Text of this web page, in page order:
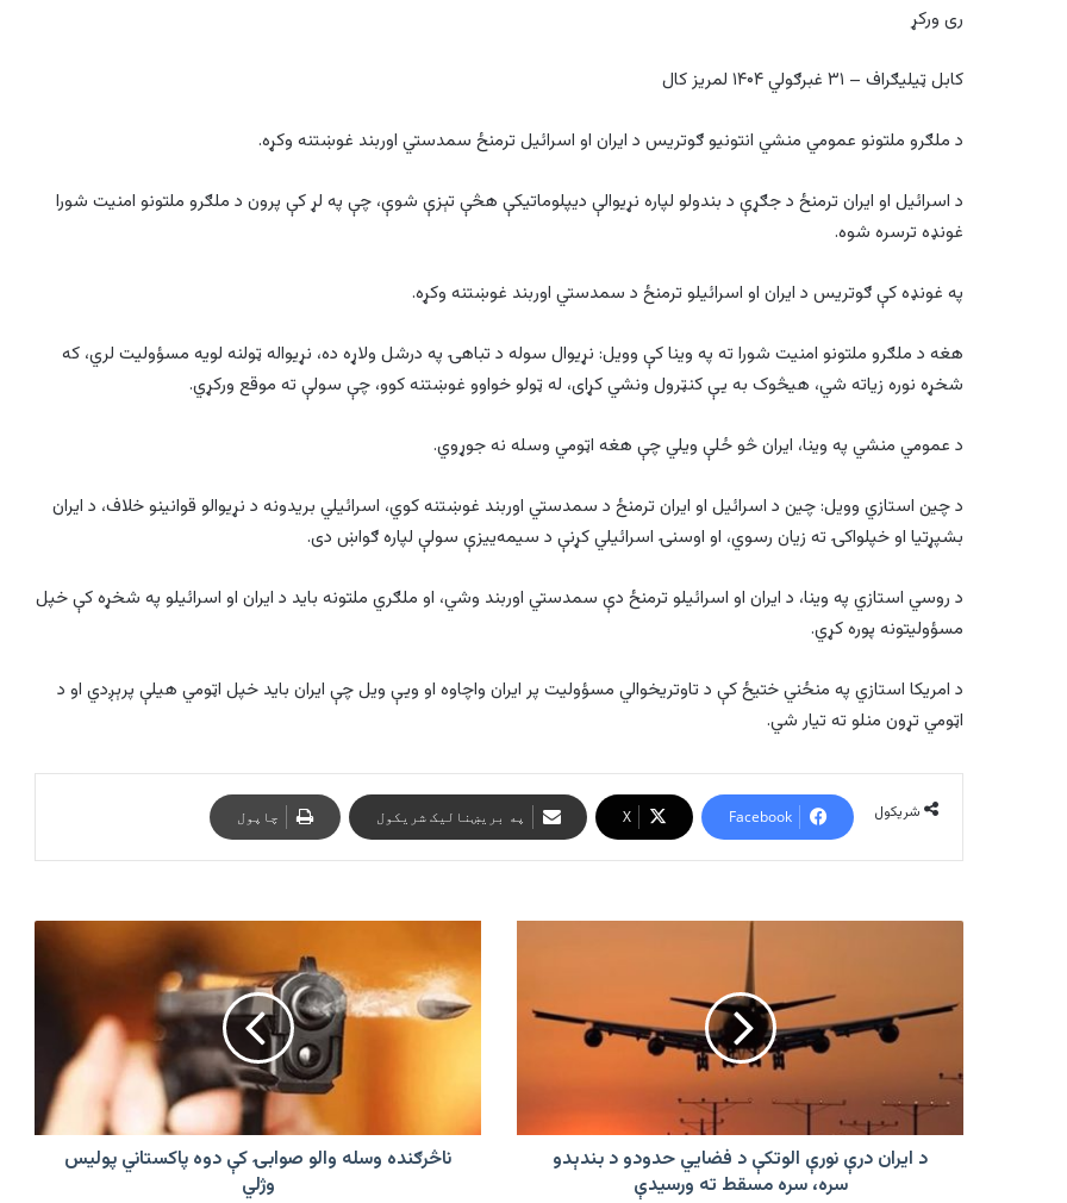
ری ورکړ
کابل ټیلیګراف – ۳۱ غبرګولي ۱۴۰۴ لمریز کال
د ملګرو ملتونو عمومي منشي انتونیو ګوتریس د ایران او اسرائیل ترمنځ سمدستي اوربند غوښتنه وکړه.
د اسرائیل او ایران ترمنځ د جګړې د بندولو لپاره نړیوالې دیپلوماتیکې هڅې تېزې شوې، چې په لړ کې پرون د ملګرو ملتونو امنیت شورا
غونډه ترسره شوه.
په غونډه کې ګوتریس د ایران او اسرائیلو ترمنځ د سمدستي اوربند غوښتنه وکړه.
هغه د ملګرو ملتونو امنیت شورا ته په وینا کې وویل: نړیوال سوله د تباهۍ په درشل ولاړه ده، نړیواله ټولنه لویه مسؤولیت لري، که
شخړه نوره زیاته شي، هیڅوک به یې کنټرول ونشي کړای، له ټولو خواوو غوښتنه کوو، چې سولې ته موقع ورکړي.
د عمومي منشي په وینا، ایران څو ځلې ویلي چې هغه اټومي وسله نه جوړوي.
د چین استازي وویل: چین د اسرائیل او ایران ترمنځ د سمدستي اوربند غوښتنه کوي، اسرائیلي بریدونه د نړیوالو قوانینو خلاف، د ایران
بشپړتیا او خپلواکۍ ته زیان رسوي، او اوسنۍ اسرائیلي کړنې د سیمه‌ییزې سولې لپاره ګواښ دی.
د روسي استازي په وینا، د ایران او اسرائیلو ترمنځ دې سمدستي اوربند وشي، او ملګري ملتونه باید د ایران او اسرائیلو په شخړه کې خپل
مسؤولیتونه پوره کړي.
د امریکا استازي په منځني ختیځ کې د تاوتریخوالي مسؤولیت پر ایران واچاوه او ويې ویل چې ایران باید خپل اټومي هیلې پرېږدي او د
اټومي تړون منلو ته تیار شي.
شریکول Facebook
X په بریښنالیک شریکول چاپول
نورې
فضايي
حدودو
د
بندېدود ایران درې نورې الوتکې د فضايي حدودو د بندېدو
سره، سره مسقط ته ورسیدې
والو
صوابۍ
وژلي
ناڅرګنده وسله والو صوابۍ کې دوه پاکستاني پولیس
وژلي